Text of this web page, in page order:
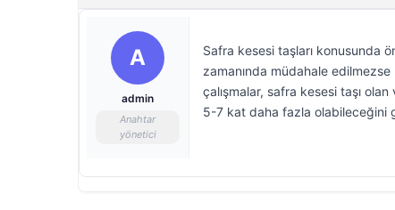
A
admin
Anahtar
yönetici
Safra kesesi taşları konusunda
zamanında müdahale
çalışmalar, safra kesesi taşı
5-7 kat daha fazla olabileceğini